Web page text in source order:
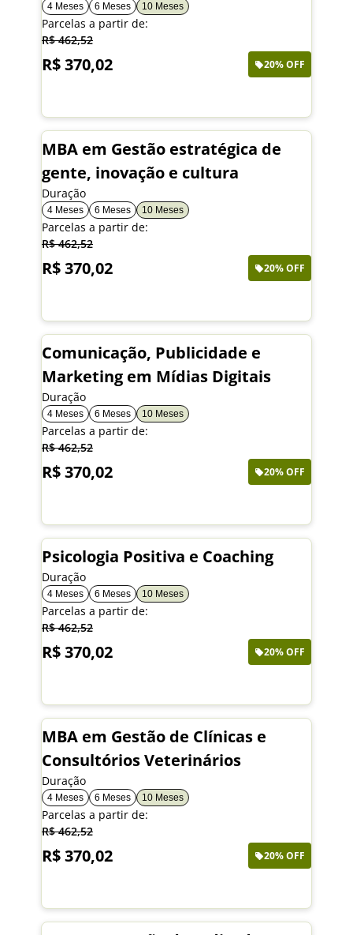
4 Meses 6 Meses 10 Meses
Parcelas a partir de:
R$ 462,52
R$ 370,02 20% OFF
MBA em Gestão estratégica de
gente, inovação e cultura
Duração
4 Meses 6 Meses 10 Meses
Parcelas a partir de:
R$ 462,52
R$ 370,02 20% OFF
Comunicação, Publicidade e
Marketing em Mídias Digitais
Duração
4 Meses 6 Meses 10 Meses
Parcelas a partir de:
R$ 462,52
R$ 370,02 20% OFF
Psicologia Positiva e Coaching
Duração
4 Meses 6 Meses 10 Meses
Parcelas a partir de:
R$ 462,52
R$ 370,02 20% OFF
MBA em Gestão de Clínicas e
Consultórios Veterinários
Duração
4 Meses 6 Meses 10 Meses
Parcelas a partir de:
R$ 462,52
R$ 370,02 20% OFF